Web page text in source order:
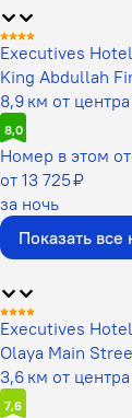
Executives
King Abdullah
8,9 км от
8,0
Номер в этом
от 13 725 ₽
за ночь
Показать все
Executives
Olaya Main
3,6 км от
7,6